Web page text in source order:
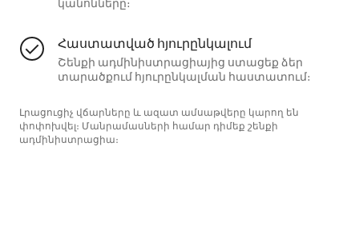
կանոնները։
Հաստատված հյուրընկալում
Շենքի ադմինիստրացիայից ստացեք ձեր
տարածքում հյուրընկալման հաստատում։
Լրացուցիչ վճարները և ազատ ամսաթվերը կարող են
փոփոխվել։ Մանրամասների համար դիմեք շենքի
ադմինիստրացիա։